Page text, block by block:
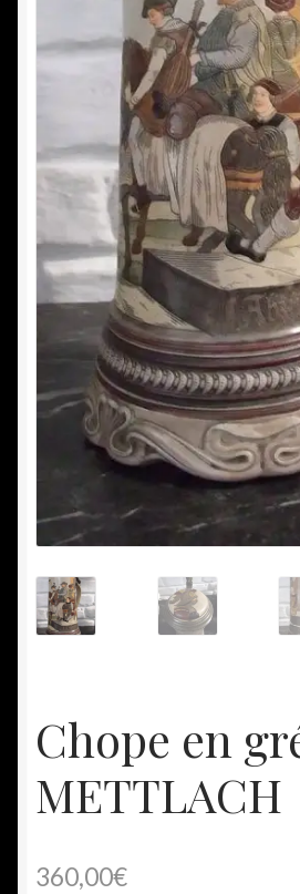
Nous achetons
Vide maison
Commande
Conditions d’utilisation
Confidentialité
Mon compte
Panier
Chope en
METTLACH
360,00€